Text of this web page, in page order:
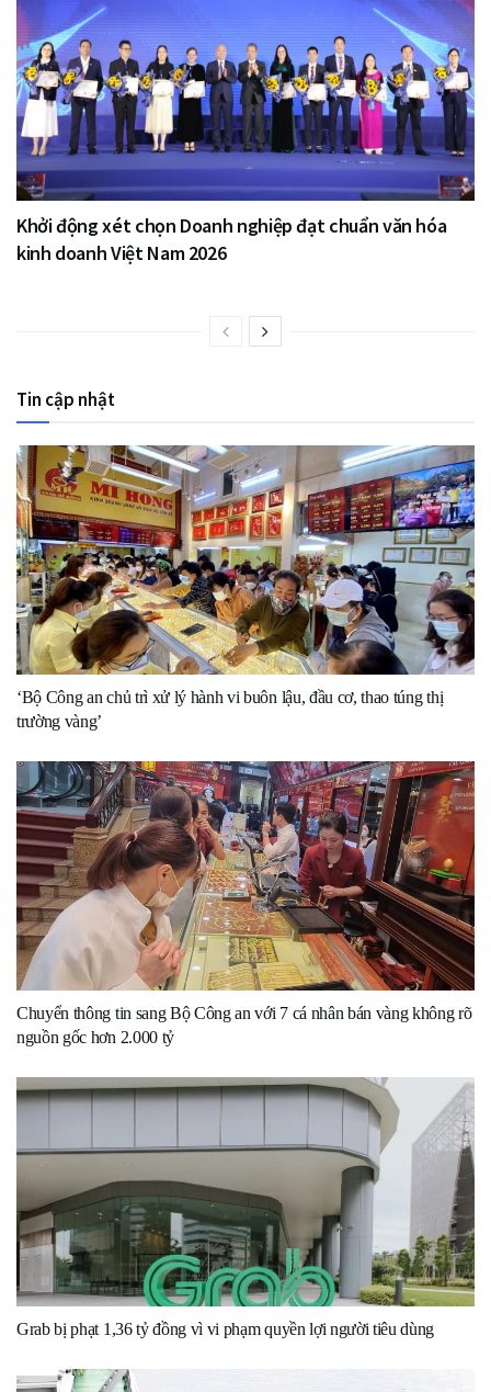
Khởi động xét chọn Doanh nghiệp đạt chuẩn văn hóa
kinh doanh Việt Nam 2026
Tin cập nhật
‘Bộ Công an chủ trì xử lý hành vi buôn lậu, đầu cơ, thao túng thị
trường vàng’
Chuyển thông tin sang Bộ Công an với 7 cá nhân bán vàng không rõ
nguồn gốc hơn 2.000 tỷ
Grab bị phạt 1,36 tỷ đồng vì vi phạm quyền lợi người tiêu dùng